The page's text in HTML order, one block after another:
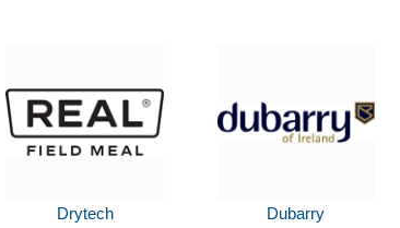
Drytech Dubarry